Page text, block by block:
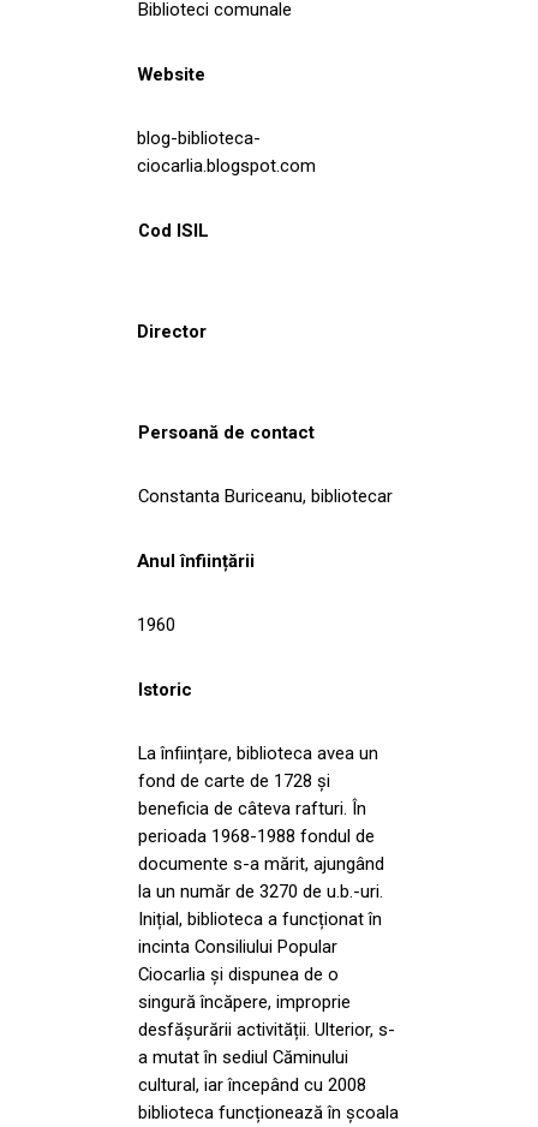
Biblioteci comunale
Website
blog-biblioteca-
ciocarlia.blogspot.com
Cod ISIL
Director
Persoană de contact
Constanta Buriceanu, bibliotecar
Anul înființării
1960
Istoric
La înființare, biblioteca avea un
fond de carte de 1728 și
beneficia de câteva rafturi. În
perioada 1968-1988 fondul de
documente s-a mărit, ajungând
la un număr de 3270 de u.b.-uri.
Inițial, biblioteca a funcționat în
incinta Consiliului Popular
Ciocarlia și dispunea de o
singură încăpere, improprie
desfășurării activității. Ulterior, s-
a mutat în sediul Căminului
cultural, iar începând cu 2008
biblioteca funcționează în școala